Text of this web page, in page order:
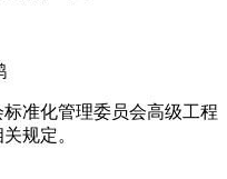
准化管理委员会高级工程
规定。